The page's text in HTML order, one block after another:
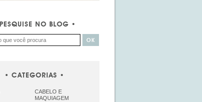
PESQUISE NO BLOG
CATEGORIAS
CABELO E
MAQUIAGEM